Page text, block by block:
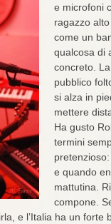
e microfoni
ragazzo
come un
qualcosa di
concreto.
pubblico
si alza in
mettere
Ha gusto
termini
e quando
mattutina.
compone.
e l’Italia ha un